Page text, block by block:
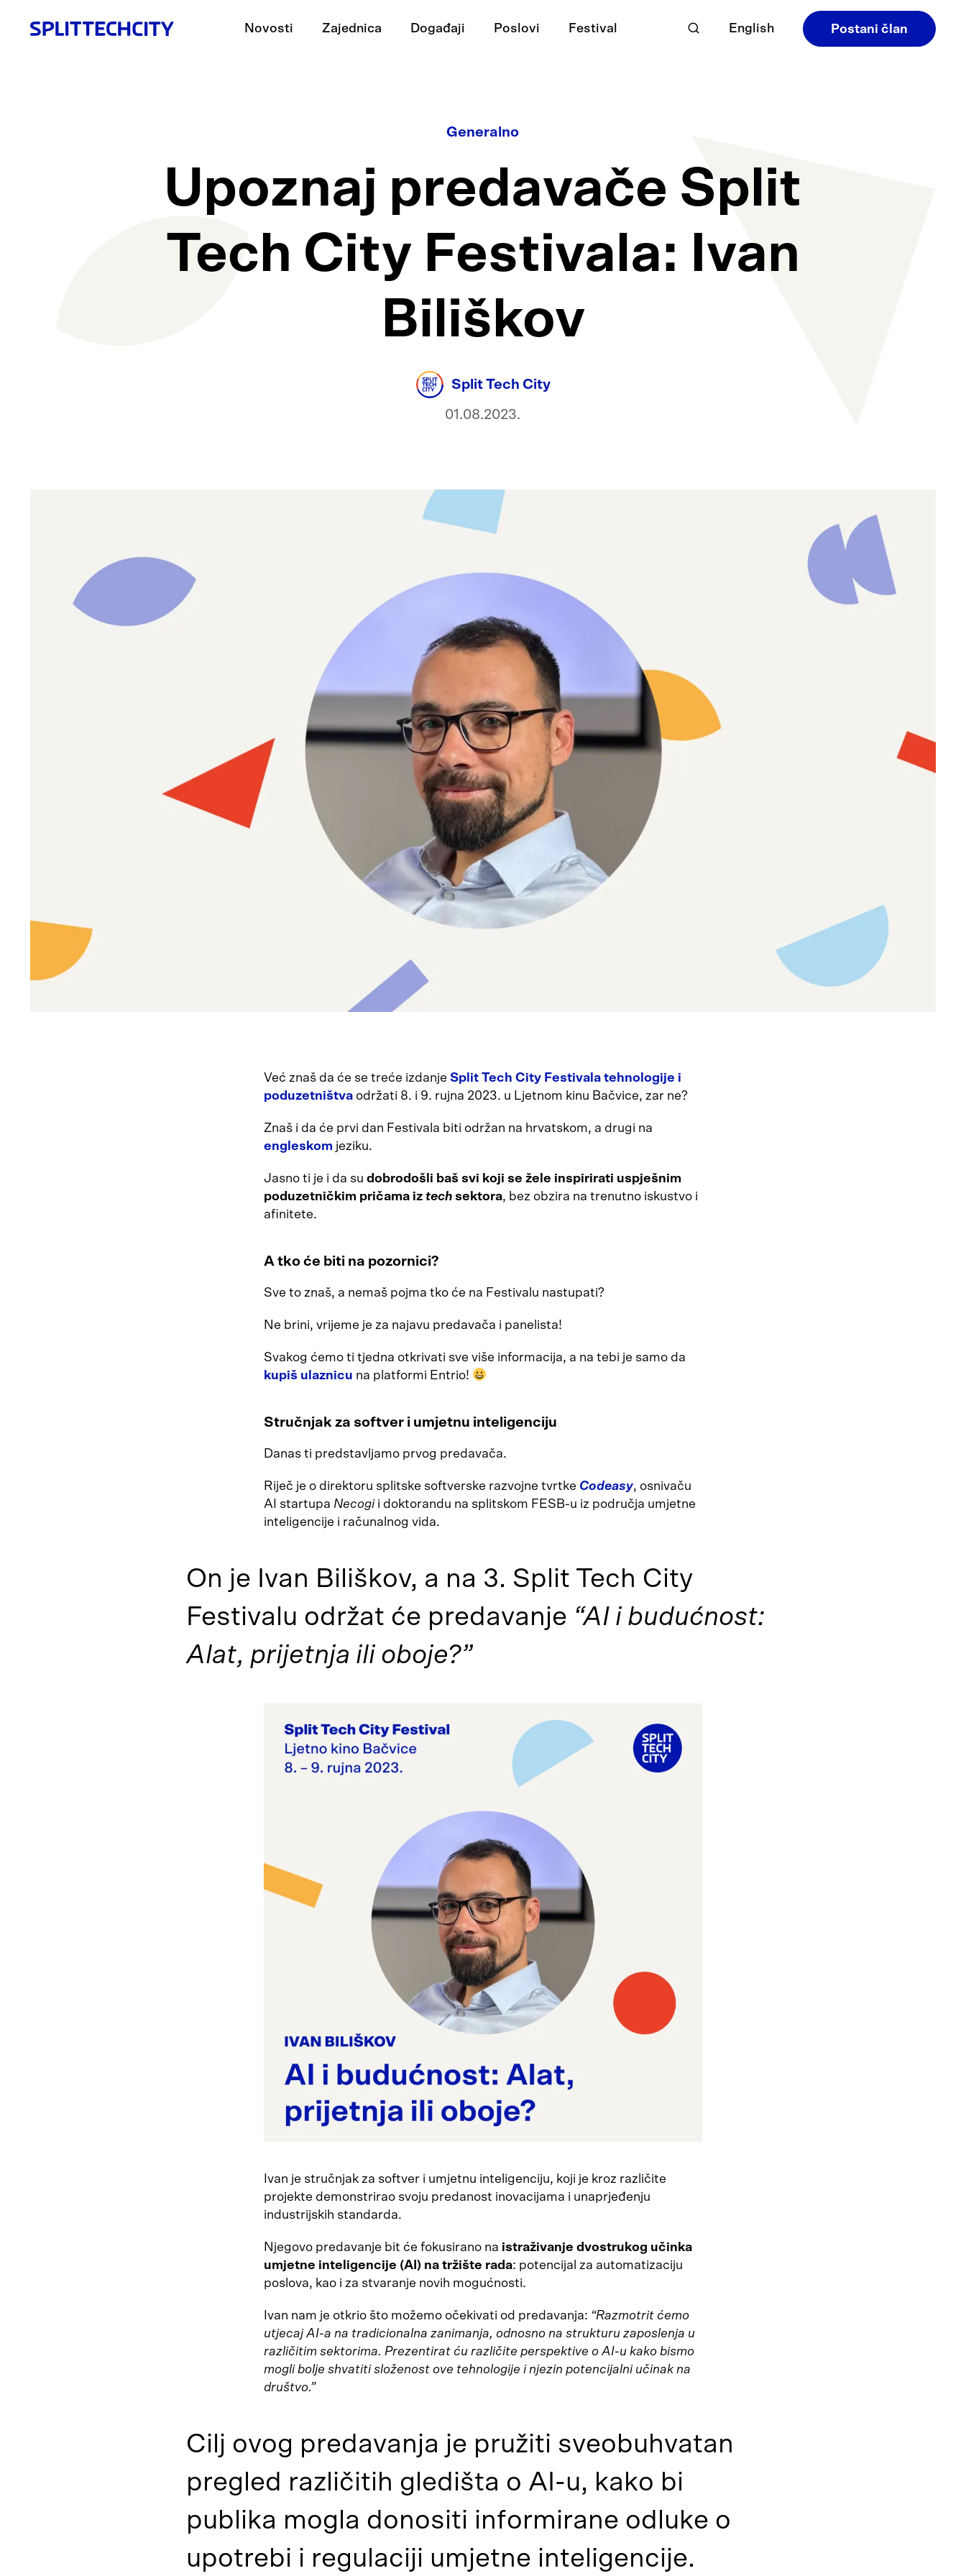
Novosti Zajednica Događaji Poslovi Festival English Postani član
Generalno
Upoznaj predavače Split
Tech City Festivala: Ivan
Biliškov
Split Tech City
01.08.2023.
Već znaš da će se treće izdanje Split Tech City Festivala tehnologije i
poduzetništva održati 8. i 9. rujna 2023. u Ljetnom kinu Bačvice, zar ne?
Znaš i da će prvi dan Festivala biti održan na hrvatskom, a drugi na
engleskom jeziku.
Jasno ti je i da su dobrodošli baš svi koji se žele inspirirati uspješnim
poduzetničkim pričama iz tech sektora, bez obzira na trenutno iskustvo i
afinitete.
A tko će biti na pozornici?
Sve to znaš, a nemaš pojma tko će na Festivalu nastupati?
Ne brini, vrijeme je za najavu predavača i panelista!
Svakog ćemo ti tjedna otkrivati sve više informacija, a na tebi je samo da
kupiš ulaznicu na platformi Entrio!
Stručnjak za softver i umjetnu inteligenciju
Danas ti predstavljamo prvog predavača.
Riječ je o direktoru splitske softverske razvojne tvrtke Codeasy, osnivaču
AI startupa Necogi i doktorandu na splitskom FESB-u iz područja umjetne
inteligencije i računalnog vida.
On je Ivan Biliškov, a na 3. Split Tech City
Festivalu održat će predavanje “AI i budućnost:
Alat, prijetnja ili oboje?”
Ivan je stručnjak za softver i umjetnu inteligenciju, koji je kroz različite
projekte demonstrirao svoju predanost inovacijama i unaprjeđenju
industrijskih standarda.
Njegovo predavanje bit će fokusirano na istraživanje dvostrukog učinka
umjetne inteligencije (AI) na tržište rada: potencijal za automatizaciju
poslova, kao i za stvaranje novih mogućnosti.
Ivan nam je otkrio što možemo očekivati od predavanja: “Razmotrit ćemo
utjecaj AI-a na tradicionalna zanimanja, odnosno na strukturu zaposlenja u
različitim sektorima. Prezentirat ću različite perspektive o AI-u kako bismo
mogli bolje shvatiti složenost ove tehnologije i njezin potencijalni učinak na
društvo.”
Cilj ovog predavanja je pružiti sveobuhvatan
pregled različitih gledišta o AI-u, kako bi
publika mogla donositi informirane odluke o
upotrebi i regulaciji umjetne inteligencije.